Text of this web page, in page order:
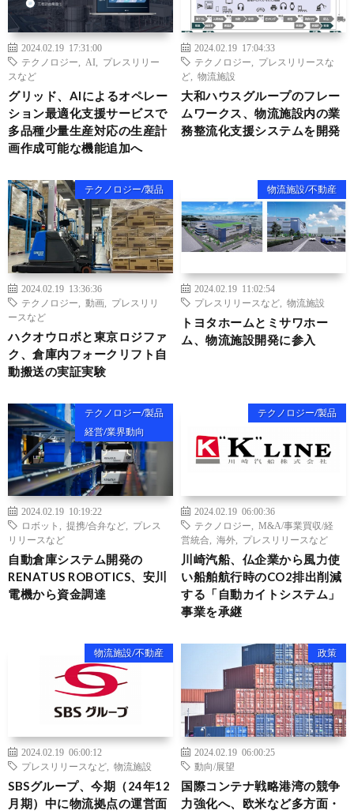
2024.02.19 17:31:00
テクノロジー
AI
プレスリリー
スなど
グリッド、AIによるオペレー
ション最適化支援サービスで
多品種少量生産対応の生産計
画作成可能な機能追加へ
2024.02.19 17:04:33
テクノロジー
プレスリリースな
ど
物流施設
大和ハウスグループのフレー
ムワークス、物流施設内の業
務整流化支援システムを開発
テクノロジー/製品
2024.02.19 13:36:36
テクノロジー
動画
プレスリリ
ースなど
ハクオウロボと東京ロジファ
ク、倉庫内フォークリフト自
動搬送の実証実験
物流施設/不動産
2024.02.19 11:02:54
プレスリリースなど
物流施設
トヨタホームとミサワホー
ム、物流施設開発に参入
テクノロジー/製品
経営/業界動向
2024.02.19 10:19:22
ロボット
提携/合弁など
プレス
リリースなど
自動倉庫システム開発の
RENATUS ROBOTICS、安川
電機から資金調達
テクノロジー/製品
2024.02.19 06:00:36
テクノロジー
M&A/事業買収/経
営統合
海外 プレスリリースなど
川崎汽船、仏企業から風力使
い船舶航行時のCO2排出削減
する「自動カイトシステム」
事業を承継
物流施設/不動産
2024.02.19 06:00:12
プレスリリースなど
物流施設
SBSグループ、今期（24年12
月期）中に物流拠点の運営面
政策
2024.02.19 06:00:25
動向/展望
国際コンテナ戦略港湾の競争
力強化へ、欧米など多方面・